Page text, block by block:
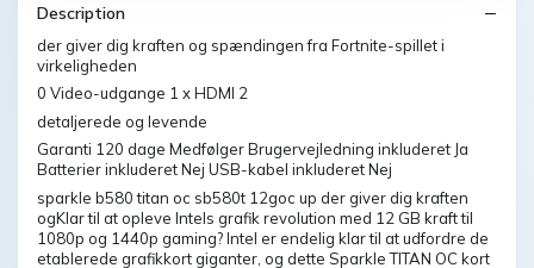
Description
der giver dig kraften og spændingen fra Fortnite-spillet i
virkeligheden
0 Video-udgange 1 x HDMI 2
detaljerede og levende
Garanti 120 dage Medfølger Brugervejledning inkluderet Ja
Batterier inkluderet Nej USB-kabel inkluderet Nej
sparkle b580 titan oc sb580t 12goc up der giver dig kraften
ogKlar til at opleve Intels grafik revolution med 12 GB kraft til
1080p og 1440p gaming? Intel er endelig klar til at udfordre de
etablerede grafikkort giganter, og dette Sparkle TITAN OC kort